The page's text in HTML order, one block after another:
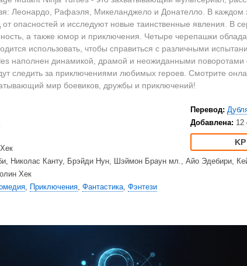
2023
2021
2020
Вестерны
Документальные
Детективы
Драмы
Исторические
Триллеры
Фантастика
Леонардо, Рафаэля, Микеланджело и Донателло. В каждом
опасностей и исследуют новые таинственные явления. В
а также юмор и приключения. Четыре черепашки
использовать, чтобы справиться с различными
наполнен динамикой, драмой и неожиданными поворотами
следить за приключениями любимых героев. Смотрите
мир боевиков, дружбы и приключений!
Перевод:
Добавлена: 12
Николас Канту, Брэйди Нун, Шэймон Браун мл., Айо Эдебири,
Хек
, Приключения, Фантастика, Фэнтези